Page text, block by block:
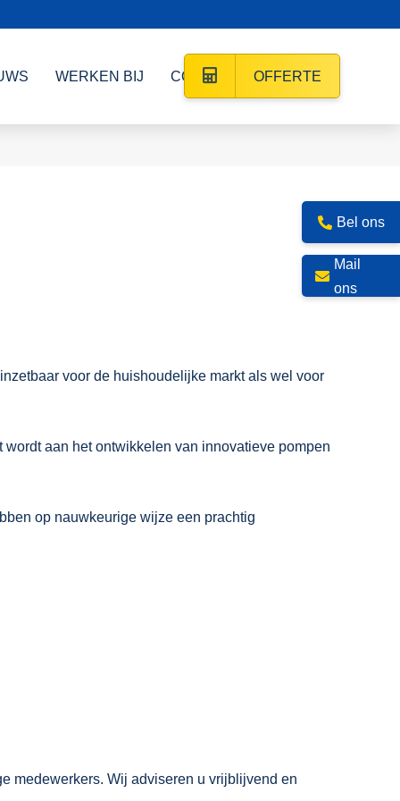
WERKEN BIJ CONTACT OFFERTE
voor de huishoudelijke markt als wel voor
aan het ontwikkelen van innovatieve pompen
op nauwkeurige wijze een prachtig
medewerkers. Wij adviseren u vrijblijvend en
Bel ons
Mail
ons